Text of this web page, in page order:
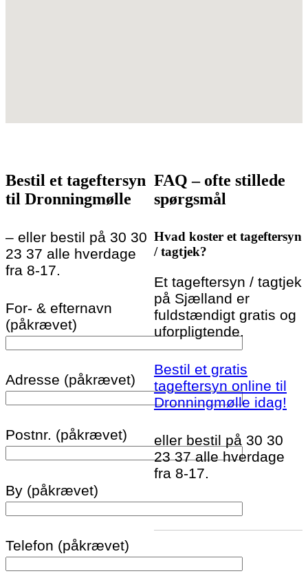
Bestil et tageftersyn
til Dronningmølle
– eller bestil på 30 30
23 37 alle hverdage
fra 8-17.
For- & efternavn
(påkrævet)
Adresse (påkrævet)
Postnr. (påkrævet)
By (påkrævet)
Telefon (påkrævet)
FAQ – ofte stillede
spørgsmål
Hvad koster et tageftersyn
/ tagtjek?
Et tageftersyn / tagtjek
på Sjælland er
fuldstændigt gratis og
uforpligtende.
Bestil et gratis
tageftersyn online til
Dronningmølle idag!
eller bestil på 30 30
23 37 alle hverdage
fra 8-17.